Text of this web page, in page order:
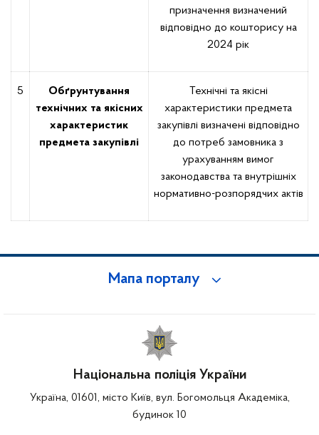
призначення визначений
відповідно до кошторису на
2024 рік
5
Обґрунтування
технічних та якісних
характеристик
предмета закупівлі
Технічні та якісні
характеристики предмета
закупівлі визначені відповідно
до потреб замовника з
урахуванням вимог
законодавства та внутрішніх
нормативно-розпорядчих актів
Мапа порталу
Національна поліція України
Україна, 01601, місто Київ, вул. Богомольця Академіка,
будинок 10